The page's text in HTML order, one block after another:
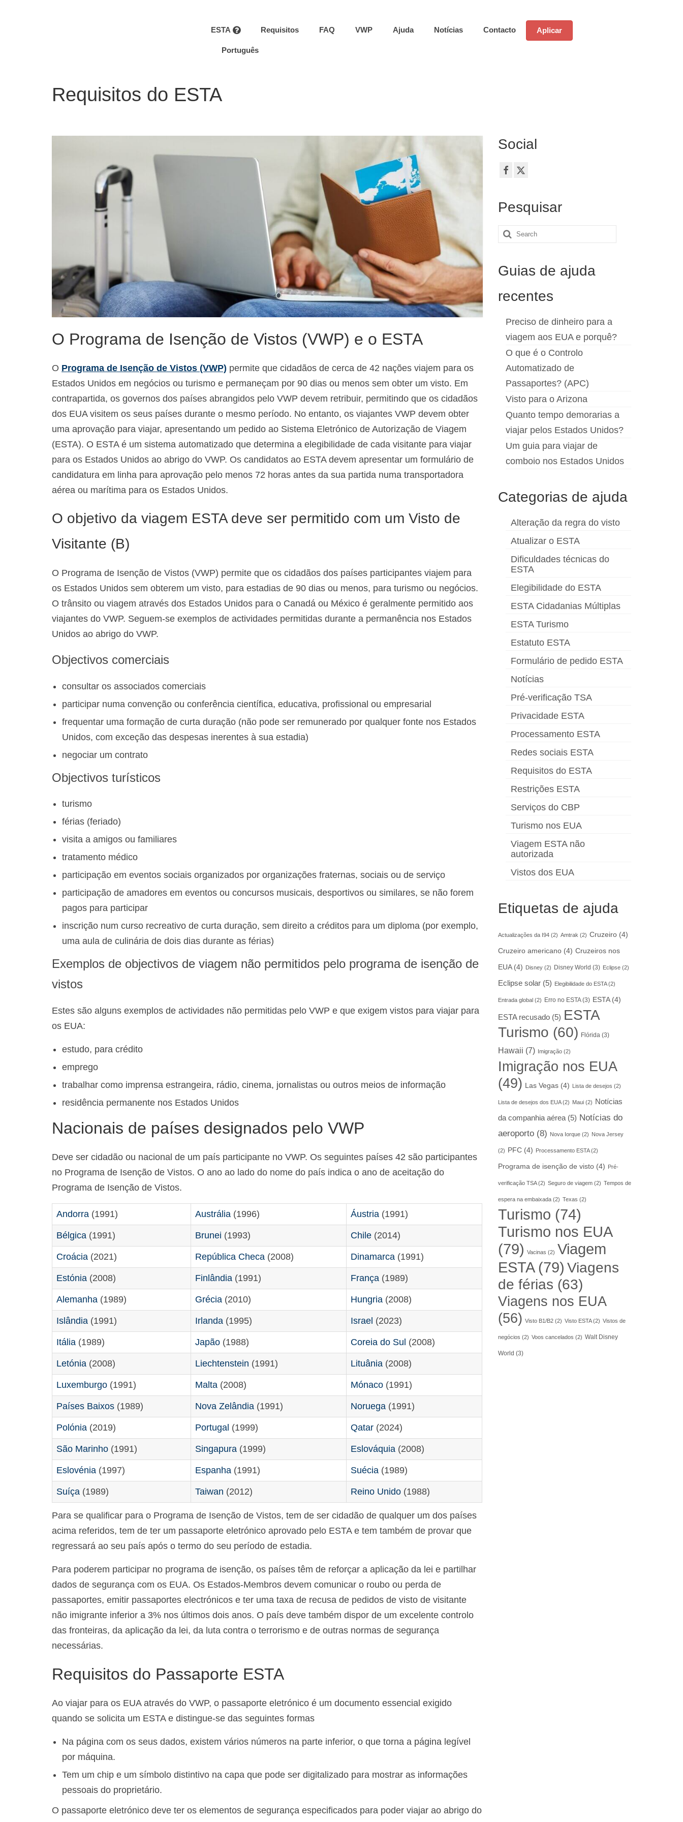
ESTA Requisitos FAQ VWP Ajuda Notícias Contacto Aplicar
Português
Requisitos do ESTA
O Programa de Isenção de Vistos (VWP) e o ESTA
O Programa de Isenção de Vistos (VWP) permite que cidadãos de cerca de 42 nações viajem para os
Estados Unidos em negócios ou turismo e permaneçam por 90 dias ou menos sem obter um visto. Em
contrapartida, os governos dos países abrangidos pelo VWP devem retribuir, permitindo que os cidadãos
dos EUA visitem os seus países durante o mesmo período. No entanto, os viajantes VWP devem obter
uma aprovação para viajar, apresentando um pedido ao Sistema Eletrónico de Autorização de Viagem
(ESTA). O ESTA é um sistema automatizado que determina a elegibilidade de cada visitante para viajar
para os Estados Unidos ao abrigo do VWP. Os candidatos ao ESTA devem apresentar um formulário de
candidatura em linha para aprovação pelo menos 72 horas antes da sua partida numa transportadora
aérea ou marítima para os Estados Unidos.
O objetivo da viagem ESTA deve ser permitido com um Visto de
Visitante (B)
O Programa de Isenção de Vistos (VWP) permite que os cidadãos dos países participantes viajem para
os Estados Unidos sem obterem um visto, para estadias de 90 dias ou menos, para turismo ou negócios.
O trânsito ou viagem através dos Estados Unidos para o Canadá ou México é geralmente permitido aos
viajantes do VWP. Seguem-se exemplos de actividades permitidas durante a permanência nos Estados
Unidos ao abrigo do VWP.
Objectivos comerciais
consultar os associados comerciais
participar numa convenção ou conferência científica, educativa, profissional ou empresarial
frequentar uma formação de curta duração (não pode ser remunerado por qualquer fonte nos Estados
Unidos, com exceção das despesas inerentes à sua estadia)
negociar um contrato
Objectivos turísticos
turismo
férias (feriado)
visita a amigos ou familiares
tratamento médico
participação em eventos sociais organizados por organizações fraternas, sociais ou de serviço
participação de amadores em eventos ou concursos musicais, desportivos ou similares, se não forem
pagos para participar
inscrição num curso recreativo de curta duração, sem direito a créditos para um diploma (por exemplo,
uma aula de culinária de dois dias durante as férias)
Exemplos de objectivos de viagem não permitidos pelo programa de isenção de
vistos
Estes são alguns exemplos de actividades não permitidas pelo VWP e que exigem vistos para viajar para
os EUA:
estudo, para crédito
emprego
trabalhar como imprensa estrangeira, rádio, cinema, jornalistas ou outros meios de informação
residência permanente nos Estados Unidos
Nacionais de países designados pelo VWP
Deve ser cidadão ou nacional de um país participante no VWP. Os seguintes países 42 são participantes
no Programa de Isenção de Vistos. O ano ao lado do nome do país indica o ano de aceitação do
Programa de Isenção de Vistos.
Andorra (1991) Austrália (1996) Áustria (1991)
Bélgica (1991) Brunei (1993) Chile (2014)
Croácia (2021) República Checa (2008) Dinamarca (1991)
Estónia (2008) Finlândia (1991) França (1989)
Alemanha (1989) Grécia (2010) Hungria (2008)
Islândia (1991) Irlanda (1995) Israel (2023)
Itália (1989) Japão (1988) Coreia do Sul (2008)
Letónia (2008) Liechtenstein (1991) Lituânia (2008)
Luxemburgo (1991) Malta (2008) Mónaco (1991)
Países Baixos (1989) Nova Zelândia (1991) Noruega (1991)
Polónia (2019) Portugal (1999) Qatar (2024)
São Marinho (1991) Singapura (1999) Eslováquia (2008)
Eslovénia (1997) Espanha (1991) Suécia (1989)
Suíça (1989) Taiwan (2012) Reino Unido (1988)
Para se qualificar para o Programa de Isenção de Vistos, tem de ser cidadão de qualquer um dos países
acima referidos, tem de ter um passaporte eletrónico aprovado pelo ESTA e tem também de provar que
regressará ao seu país após o termo do seu período de estadia.
Para poderem participar no programa de isenção, os países têm de reforçar a aplicação da lei e partilhar
dados de segurança com os EUA. Os Estados-Membros devem comunicar o roubo ou perda de
passaportes, emitir passaportes electrónicos e ter uma taxa de recusa de pedidos de visto de visitante
não imigrante inferior a 3% nos últimos dois anos. O país deve também dispor de um excelente controlo
das fronteiras, da aplicação da lei, da luta contra o terrorismo e de outras normas de segurança
necessárias.
Requisitos do Passaporte ESTA
Ao viajar para os EUA através do VWP, o passaporte eletrónico é um documento essencial exigido
quando se solicita um ESTA e distingue-se das seguintes formas
Na página com os seus dados, existem vários números na parte inferior, o que torna a página legível
por máquina.
Tem um chip e um símbolo distintivo na capa que pode ser digitalizado para mostrar as informações
pessoais do proprietário.
O passaporte eletrónico deve ter os elementos de segurança especificados para poder viajar ao abrigo do
Social
Pesquisar
Search
Guias de ajuda
recentes
Preciso de dinheiro para a
viagem aos EUA e porquê?
O que é o Controlo
Automatizado de
Passaportes? (APC)
Visto para o Arizona
Quanto tempo demorarias a
viajar pelos Estados Unidos?
Um guia para viajar de
comboio nos Estados Unidos
Categorias de ajuda
Alteração da regra do visto
Atualizar o ESTA
Dificuldades técnicas do
ESTA
Elegibilidade do ESTA
ESTA Cidadanias Múltiplas
ESTA Turismo
Estatuto ESTA
Formulário de pedido ESTA
Notícias
Pré-verificação TSA
Privacidade ESTA
Processamento ESTA
Redes sociais ESTA
Requisitos do ESTA
Restrições ESTA
Serviços do CBP
Turismo nos EUA
Viagem ESTA não
autorizada
Vistos dos EUA
Etiquetas de ajuda
Actualizações da I94(2) Amtrak (2) Cruzeiro(4)
Cruzeiro americano(4) Cruzeiros nos
EUA(4) Disney(2) Disney World (3) Eclipse(2)
Eclipse solar(5) Elegibilidade do ESTA(2)
Entrada global (2) Erro no ESTA(3) ESTA(4)
ESTA recusado(5) ESTA
Turismo (60) Flórida(3)
Hawaii (7) Imigração(2)
Imigração nos EUA
(49) Las Vegas(4) Lista de desejos (2)
Lista de desejos dos EUA(2) Maui(2)
Notícias
da companhia aérea(5) Notícias do
aeroporto(8) Nova Iorque(2) Nova Jersey
(2) PFC(4) Processamento ESTA(2)
Programa de isenção de visto(4) Pré-
verificação TSA(2) Seguro de viagem(2) Tempos de
espera na embaixada(2) Texas (2)
Turismo (74)
Turismo nos EUA
(79) Vacinas (2) Viagem
ESTA(79) Viagens
de férias (63)
Viagens nos EUA
(56) Visto B1/B2(2) Visto ESTA(2) Vistos de
negócios (2) Voos cancelados (2) Walt Disney
World (3)